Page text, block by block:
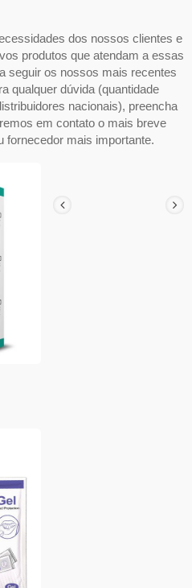
dos nossos clientes e
produtos que atendam a essas
seguir os nossos mais recentes
qualquer dúvida (quantidade
nacionais), preencha
em contato o mais breve
fornecedor mais importante.